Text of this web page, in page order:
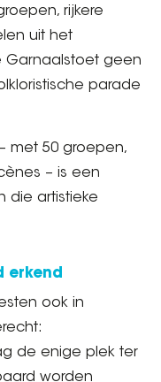
rijkere
uit het
Garnaalstoet geen
parade
met 50 groepen,
– is een
die artistieke
erkend
ook in
de enige plek ter
worden